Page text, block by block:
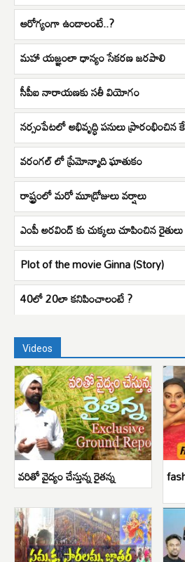
ఆరోగ్యంగా ఉండాలంటే..?
మహా యజ్ఞంలా ధాన్యం సేకరణ జరపాలి
సీపీఐ నారాయణకు సతీ వియోగం
నర్సంపేటలో అభివృద్ధి పనులు ప్రారంభించిన
వరంగల్ లో ప్రేమోన్మాది ఘాతుకం
రాష్ట్రంలో మరో మూడ్రోజులు వర్షాలు
ఎంపీ అరవింద్ కు చుక్కలు చూపించిన రైతులు
Plot of the movie Ginna (Story)
40లో 20లా కనిపించాలంటే ?
Videos
వరితో వైద్యం చేస్తున్న రైతన్న